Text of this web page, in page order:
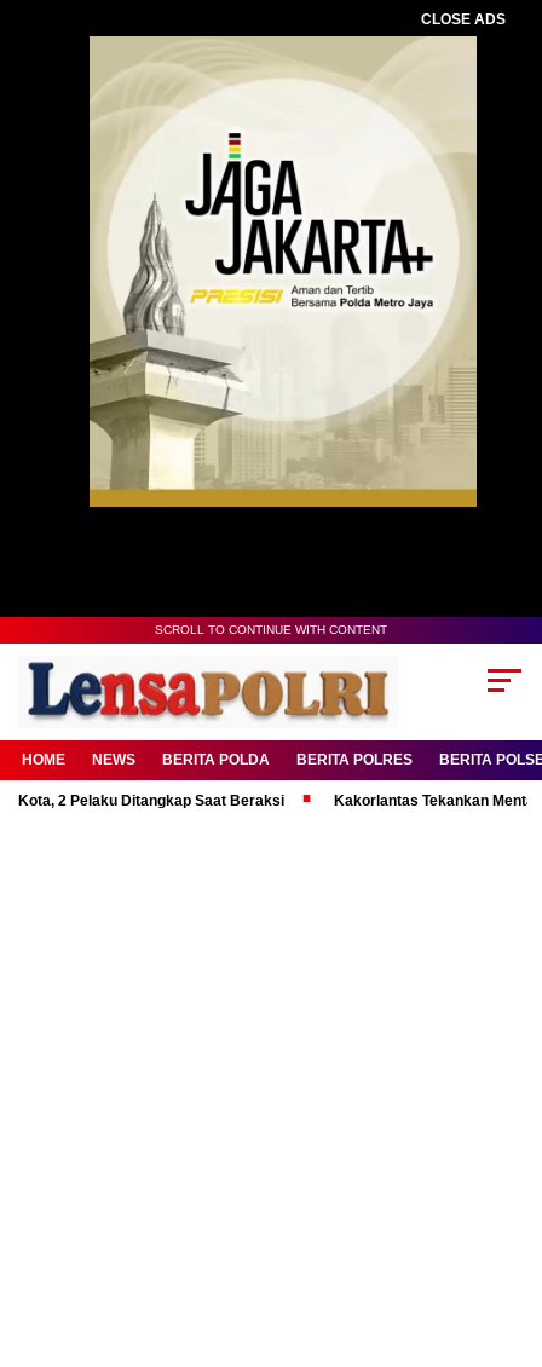
CLOSE ADS
SCROLL TO CONTINUE WITH CONTENT
HOME NEWS BERITA POLDA BERITA POLRES BERITA
Ditangkap Saat Beraksi Kakorlantas Tekankan Mental Kuat